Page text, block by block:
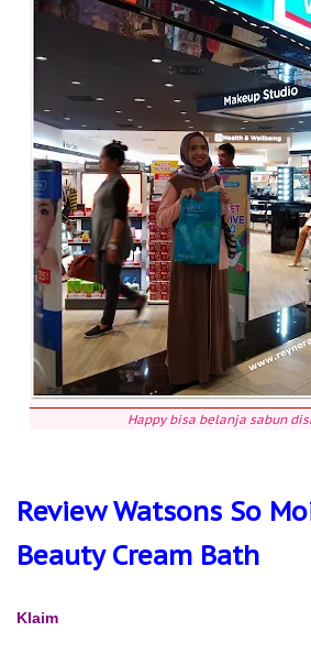
Happy bisa belanja sabun
Review Watsons So
Beauty Cream Bath
Klaim